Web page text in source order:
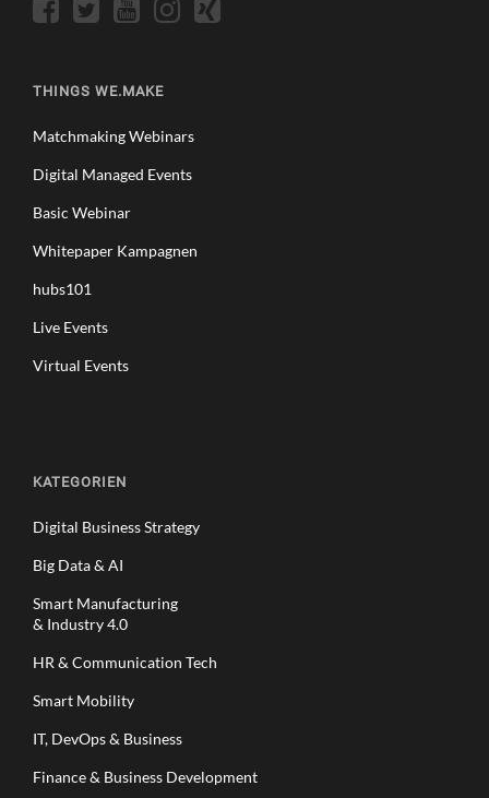
THINGS WE.MAKE
Matchmaking Webinars
Digital Managed Events
Basic Webinar
Whitepaper Kampagnen
hubs101
Live Events
Virtual Events
KATEGORIEN
Digital Business Strategy
Big Data & AI
Smart Manufacturing
& Industry 4.0
HR & Communication Tech
Smart Mobility
IT, DevOps & Business
Finance & Business Development